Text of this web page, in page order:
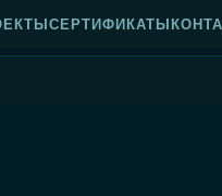
СЕРТИФИКАТЫ